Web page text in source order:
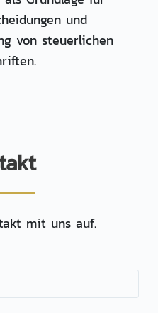
und
von steuerlichen
mit uns auf.